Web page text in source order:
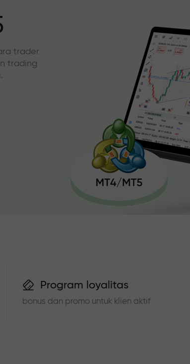
trader
trading
Program loyalitas
bonus dan promo untuk klien aktif